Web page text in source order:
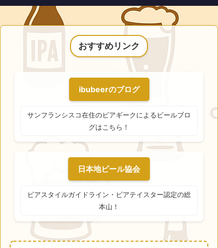
おすすめリンク
ibubeerのブログ
サンフランシスコ在住のビアギークによるビールブロ
グはこちら！
日本地ビール協会
ビアスタイルガイドライン・ビアテイスター認定の総
本山！